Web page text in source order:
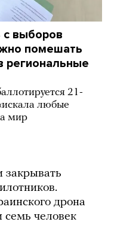
с выборов
помешать
региональные
21-
любые
мир
закрывать
дрона
семь человек